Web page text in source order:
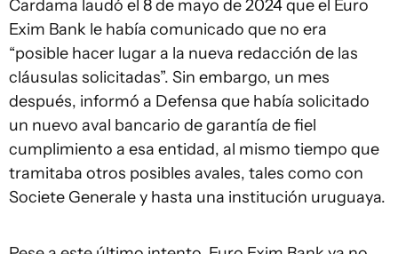
Cardama laudó el 8 de mayo de 2024 que el Euro
Exim Bank le había comunicado que no era
“posible hacer lugar a la nueva redacción de las
cláusulas solicitadas”. Sin embargo, un mes
después, informó a Defensa que había solicitado
un nuevo aval bancario de garantía de fiel
cumplimiento a esa entidad, al mismo tiempo que
tramitaba otros posibles avales, tales como con
Societe Generale y hasta una institución uruguaya.